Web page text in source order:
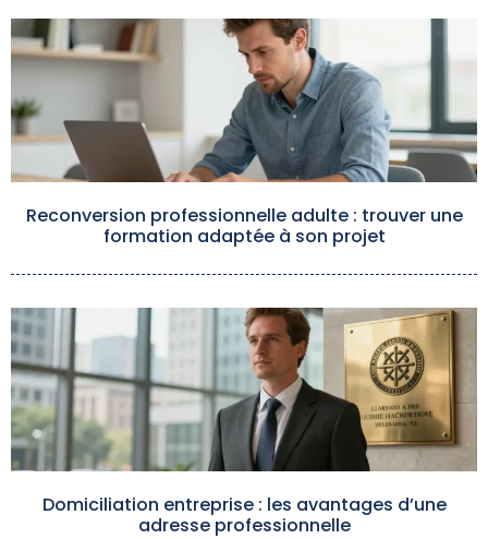
Reconversion professionnelle adulte : trouver une
formation adaptée à son projet
Domiciliation entreprise : les avantages d’une
adresse professionnelle